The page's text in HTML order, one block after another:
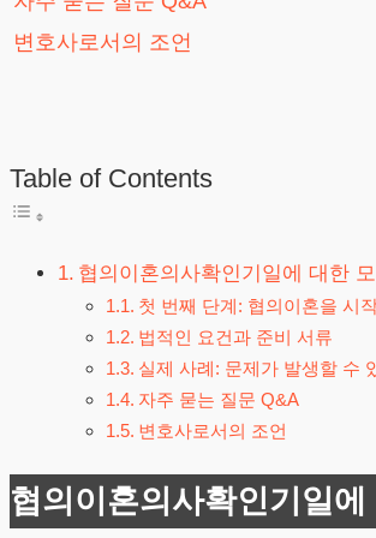
변호사로서의 조언
Table of Contents
협의이혼의사확인기일에 대한
첫 번째 단계: 협의이혼을 시
법적인 요건과 준비 서류
실제 사례: 문제가 발생할 수
자주 묻는 질문 Q&A
변호사로서의 조언
협의이혼의사확인기일